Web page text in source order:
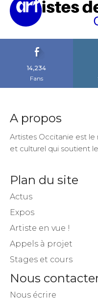
14,234
Fans
A propos
Artistes Occitanie est le
et culturel qui soutient
Plan du site
Actus
Expos
Artiste en vue !
Appels à projet
Stages et cours
Nous
Nous écrire